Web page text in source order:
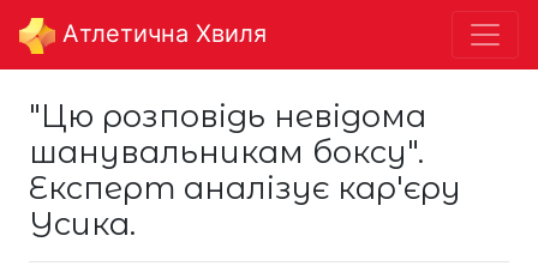
Aтлетична Хвиля
"Цю розповідь невідома
шанувальникам боксу".
Експерт аналізує кар'єру
Усика.